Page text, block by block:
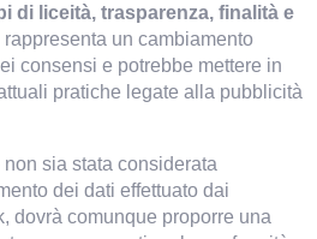
di liceità, trasparenza, finalità e
rappresenta un cambiamento
consensi e potrebbe mettere in
pratiche legate alla pubblicità
non sia stata considerata
dei dati effettuato dai
dovrà comunque proporre una